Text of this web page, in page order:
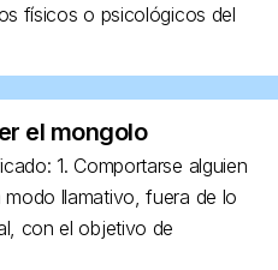
físicos o psicológicos del
el mongolo
1. Comportarse alguien
modo llamativo, fuera de lo
con el objetivo de